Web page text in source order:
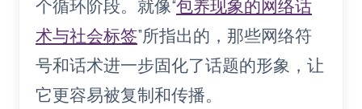
个循环阶段。就像“包养现象的网络话
术与社会标签”所指出的，那些网络符
号和话术进一步固化了话题的形象，让
它更容易被复制和传播。